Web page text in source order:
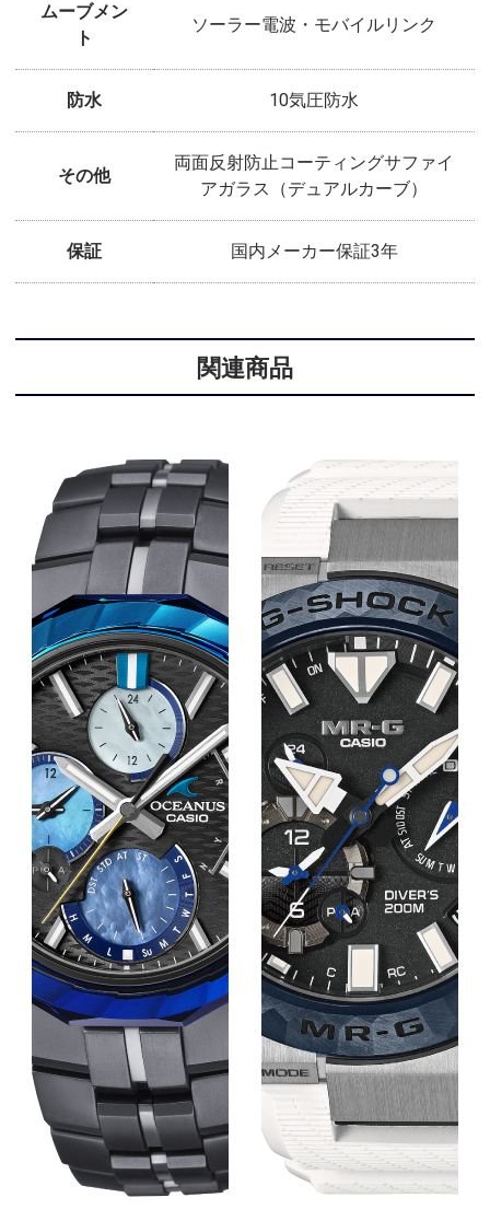
ムーブメン
ト
ソーラー電波・モバイルリンク
防水 10気圧防水
その他
両面反射防止コーティングサファイ
アガラス（デュアルカーブ）
保証 国内メーカー保証3年
関連商品